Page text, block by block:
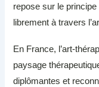
repose sur le
librement à travers
En France, l’art-
paysage
diplômantes et